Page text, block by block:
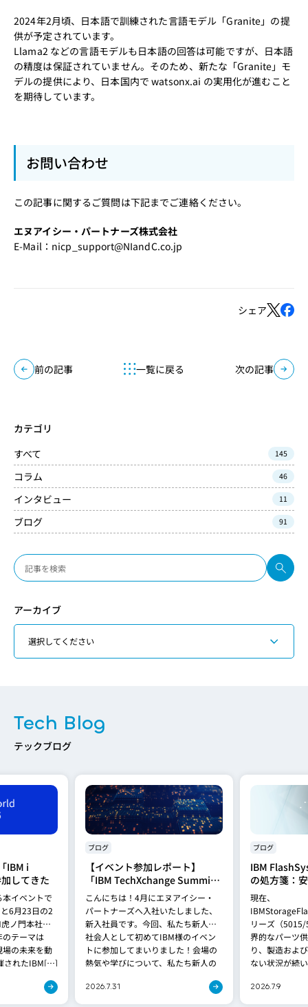
2024年2月頃、日本語で訓練された言語モデル「Granite」の提
供が予定されています。
Llama2 などの言語モデルも日本語の回答は可能ですが、日本語
の精度は保証されていません。そのため、新たな「Granite」モ
デルの提供により、日本国内で watsonx.ai の実用化が進むこと
を期待しています。
お問い合わせ
この記事に関するご質問は下記までご連絡ください。
エヌアイシー・パートナーズ株式会社
E-Mail： nicp_support@NIandC.co.jp
シェア
前の記事 一覧に戻る 次の記事
カテゴリ
すべて
145
コラム 46
インタビュー 11
ブログ 91
アーカイブ
Tech Blog
テックブログ
IBM i
してきた
イベントで
6月23日の2
ノ門本社で
のテーマは
の未来を動
されたIBM[…]
ブログ
【イベント参加レポート】
「IBM TechXchange Summit
Japan 2026 Summer」に参加
してきた
こんにちは！4月にエヌアイシー・
パートナーズへ入社いたしました、
新入社員です。今回、私たち新人が
社会人として初めてIBM様のイベン
トに参加してまいりました！会場の
熱気や学びについて、私たち新人の
2026.7.31
ブログ
IBM
の処方箋：
両立する「
5600」への
現在、
リーズ（
界的なパーツ
り、製造およ
ない状況が続
2026.7.9